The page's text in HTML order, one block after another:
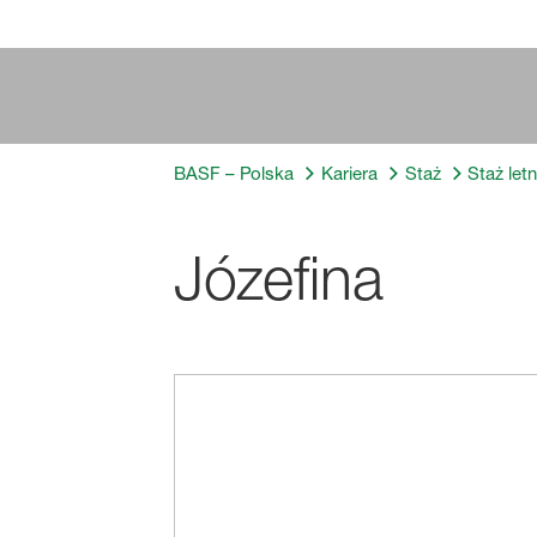
BASF – Polska Kariera Staż Staż
Józefina